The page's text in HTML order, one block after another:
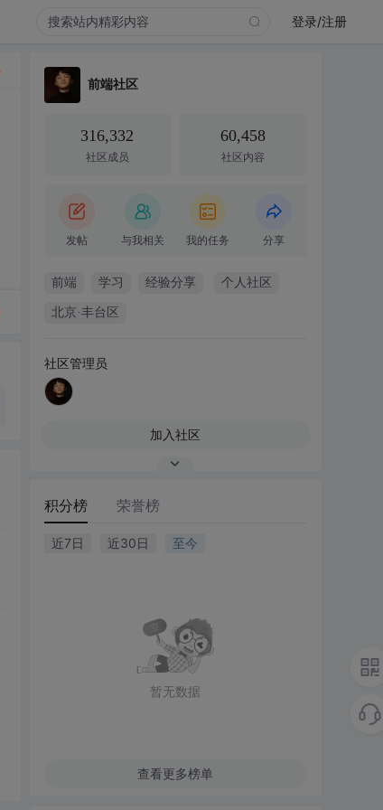
登录/注册
前端社区
316,332
社区成员
60,458
社区内容
发帖 与我相关 我的任务 分享
前端 学习 经验分享 个人社区
北京·丰台区
社区管理员
加入社区
积分榜 荣誉榜
近7日 近30日 至今
暂无数据
查看更多榜单